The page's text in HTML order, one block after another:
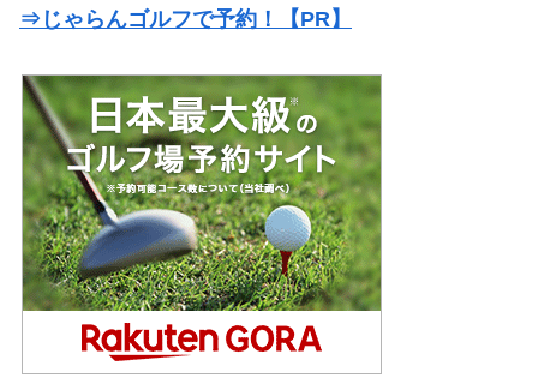
⇒じゃらんゴルフで予約！【PR】